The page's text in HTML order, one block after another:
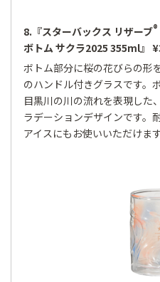
8.『スターバックス リザーブ®
ボトム サクラ2025 355ml』
ボトム部分に桜の花びらの形
のハンドル付きグラスです。
目黒川の川の流れを表現した
ラデーションデザインです。
アイスにもお使いいただけます